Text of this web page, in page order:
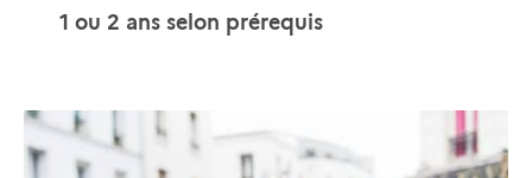
1 ou 2 ans selon prérequis